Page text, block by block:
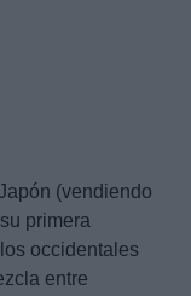
(vendiendo
primera
occidentales
entre